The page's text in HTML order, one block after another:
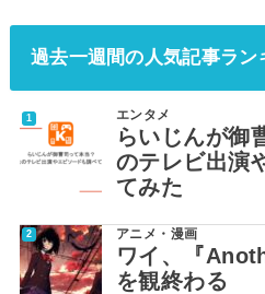
過去一週間の人気記事ラン
エンタメ
らいじんが御
のテレビ出演
てみた
アニメ・漫画
ワイ、『
を観終わる